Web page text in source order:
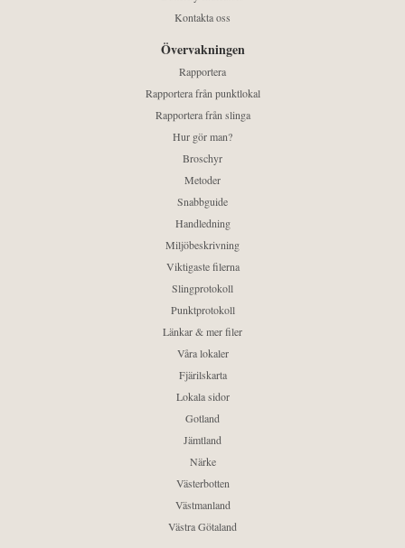
Kontakta oss
Övervakningen
Rapportera
Rapportera från punktlokal
Rapportera från slinga
Hur gör man?
Broschyr
Metoder
Snabbguide
Handledning
Miljöbeskrivning
Viktigaste filerna
Slingprotokoll
Punktprotokoll
Länkar & mer filer
Våra lokaler
Fjärilskarta
Lokala sidor
Gotland
Jämtland
Närke
Västerbotten
Västmanland
Västra Götaland